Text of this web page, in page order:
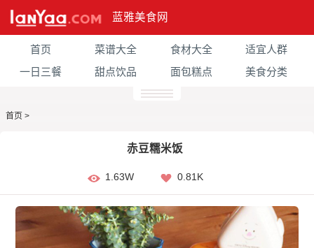
蓝雅美食网
首页 菜谱大全 食材大全
适宜人群
一日三餐
甜点饮品 面包糕点 美食分类
首页 >
赤豆糯米饭
1.63W 0.81K